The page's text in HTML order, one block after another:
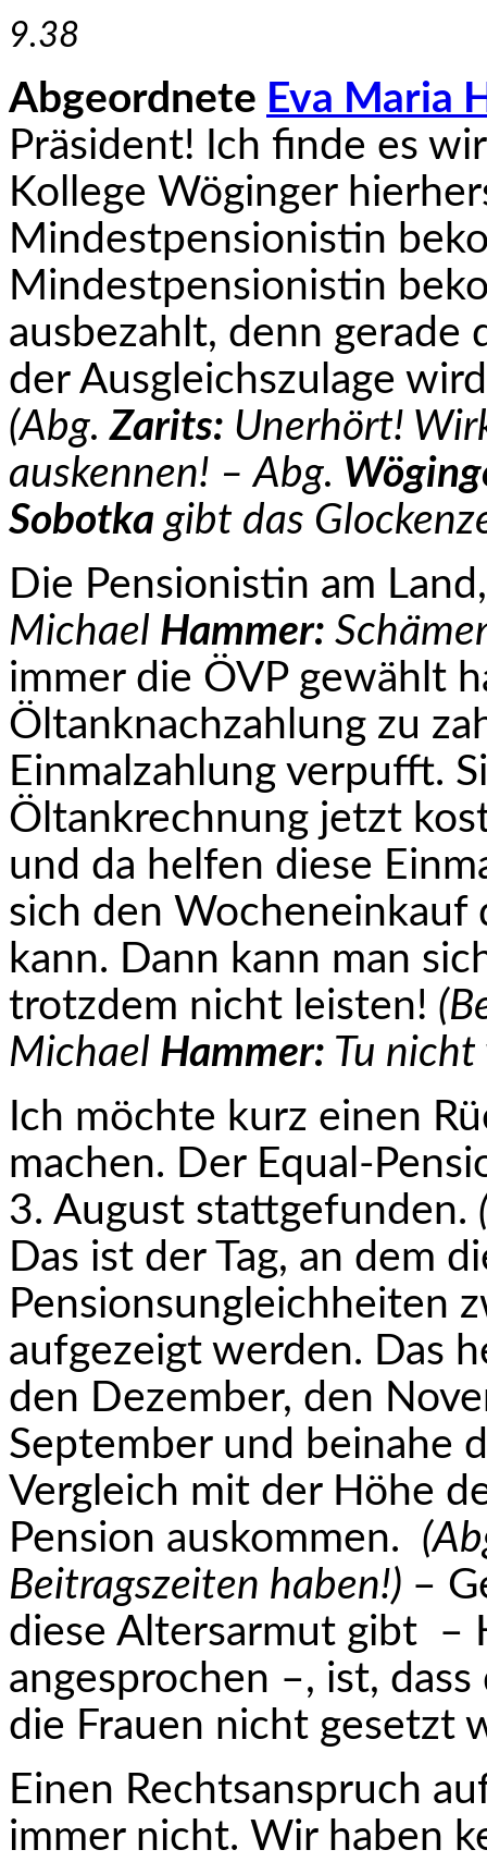
9.38
Abgeordnete Eva Maria
Präsident! Ich finde es
Kollege Wöginger
Mindestpensionistin
Mindestpensionistin
ausbezahlt, denn
der Ausgleichszulage
(Abg.Zarits: Unerhört!
auskennen! – Abg.
Sobotka gibt das
Die Pensionistin am
Michael Hammer:
immer die ÖVP gewählt
Öltanknachzahlung zu
Einmalzahlung verpufft.
Öltankrechnung jetzt
und da helfen diese
sich den
kann. Dann kann man
trotzdem nicht leisten!
Michael Hammer: Tu
Ich möchte kurz einen
machen. Der Equal-
3. August stattgefunden.
Das ist der Tag, an dem
Pensionsungleichheiten
aufgezeigt werden. Das
den Dezember, den
September und beinahe
Vergleich mit der Höhe
Pension auskommen.
Beitragszeiten haben!) –
diese Altersarmut gibt –
angesprochen –, ist,
die Frauen nicht gesetzt
Einen Rechtsanspruch
immer nicht. Wir haben